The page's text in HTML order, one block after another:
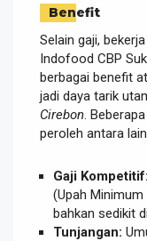
Benefit
Selain gaji,
Indofood CBP
berbagai benefit
jadi daya tarik
Cirebon .
peroleh antara
Gaji Kompetitif:
(Upah
bahkan sedikit
Tunjangan: